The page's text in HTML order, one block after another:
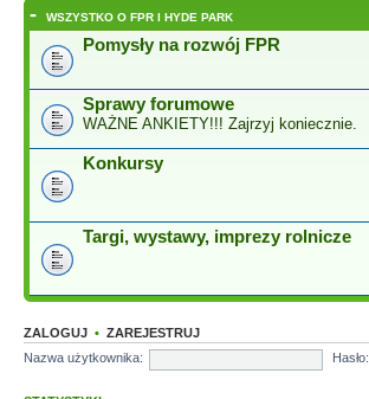
- WSZYSTKO O FPR I HYDE PARK
Pomysły na rozwój FPR
Sprawy forumowe
WAŻNE ANKIETY!!! Zajrzyj koniecznie.
Konkursy
Targi, wystawy, imprezy rolnicze
ZALOGUJ • ZAREJESTRUJ
Nazwa użytkownika:
Hasło: